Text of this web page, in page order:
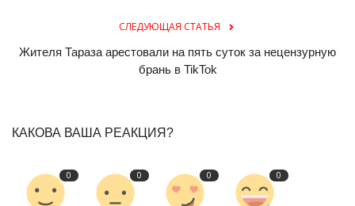
СЛЕДУЮЩАЯ СТАТЬЯ
Жителя Тараза арестовали на пять суток за нецензурную
брань в TikTok
КАКОВА ВАША РЕАКЦИЯ?
0 0 0 0